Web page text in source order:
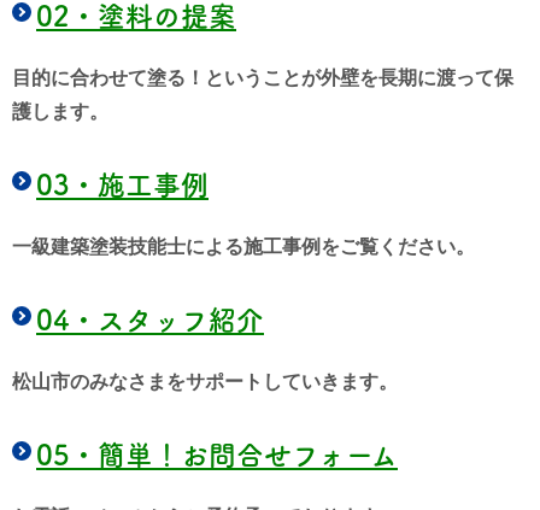
02・ 塗料の提案
目的に合わせて塗る！ということが外壁を長期に渡って保
護します。
03・ 施工事例
一級建築塗装技能士による施工事例をご覧ください。
04・ スタッフ紹介
松山市のみなさまをサポートしていきます。
05・ 簡単！お問合せフォーム